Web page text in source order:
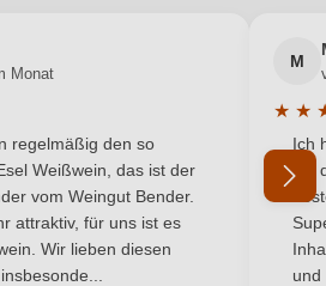
Garnacha Tinta
Navarra
5 g/L
Ich habe mein Passwort vergessen
Monat
Bewertung von 5 von 5 Sternen
regelmäßig den so
Weißwein, das ist der
vom Weingut Bender.
attraktiv, für uns ist es
Wir lieben diesen
M
★ ★
Ich
mit
und